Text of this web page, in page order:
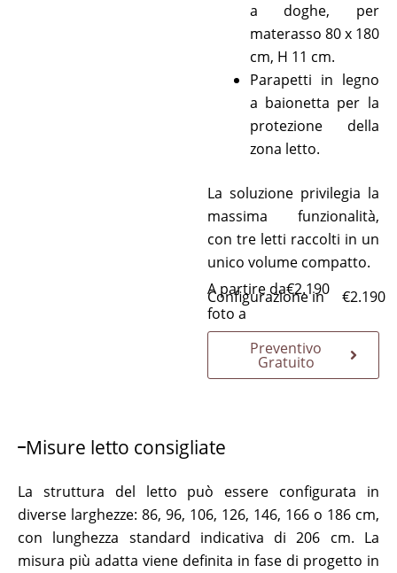
a doghe, per
materasso 80 x 180
cm, H 11 cm.
Parapetti in legno
a baionetta per la
protezione della
zona letto.
La soluzione privilegia la
massima funzionalità,
con tre letti raccolti in un
unico volume compatto.
A partire da€2.190
Configurazione in
foto a
€2.190
Preventivo
Gratuito
Misure letto consigliate
La struttura del letto può essere configurata in
diverse larghezze: 86, 96, 106, 126, 146, 166 o 186 cm,
con lunghezza standard indicativa di 206 cm. La
misura più adatta viene definita in fase di progetto in